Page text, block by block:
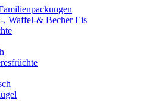
, Waffel-& Becher Eis